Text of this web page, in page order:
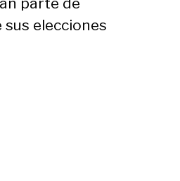
elecciones